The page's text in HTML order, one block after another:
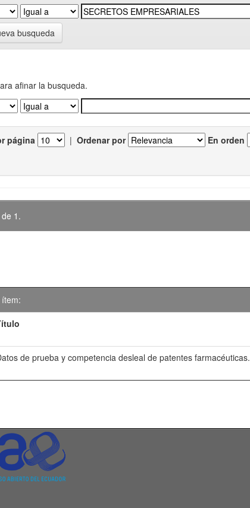
busqueda
afinar la busqueda.
página | Ordenar por En orden
1.
de prueba y competencia desleal de patentes farmacéuticas.